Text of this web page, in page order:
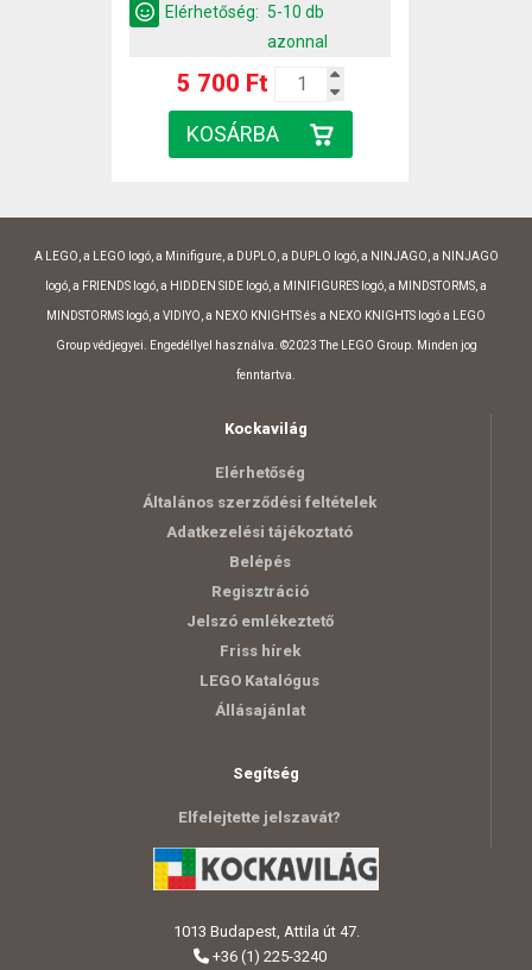
Elérhetőség: 5-10 db
azonnal
5 700 Ft
A LEGO, a LEGO logó, a Minifigure, a DUPLO, a DUPLO logó, a NINJAGO, a NINJAGO
logó, a FRIENDS logó, a HIDDEN SIDE logó, a MINIFIGURES logó, a MINDSTORMS, a
MINDSTORMS logó, a VIDIYO, a NEXO KNIGHTS és a NEXO KNIGHTS logó a LEGO
Group védjegyei. Engedéllyel használva. ©2023 The LEGO Group. Minden jog
fenntartva.
Kockavilág
Elérhetőség
Általános szerződési feltételek
Adatkezelési tájékoztató
Belépés
Regisztráció
Jelszó emlékeztető
Friss hírek
LEGO Katalógus
Állásajánlat
Segítség
Elfelejtette jelszavát?
1013 Budapest, Attila út 47.
+36 (1) 225-3240